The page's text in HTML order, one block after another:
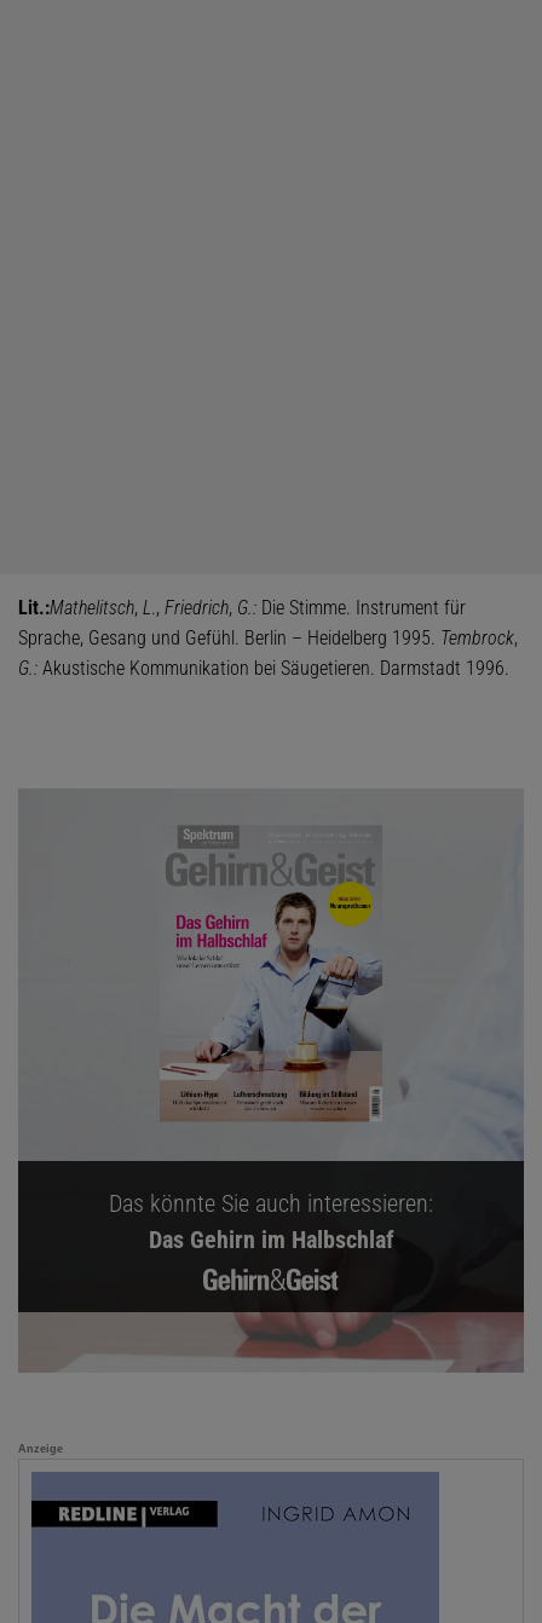
Lit.:Mathelitsch, L., Friedrich, G.: Die Stimme. Instrument für
Sprache, Gesang und Gefühl. Berlin – Heidelberg 1995. Tembrock,
G.: Akustische Kommunikation bei Säugetieren. Darmstadt 1996.
Das könnte Sie auch interessieren:
Das Gehirn im Halbschlaf
Anzeige